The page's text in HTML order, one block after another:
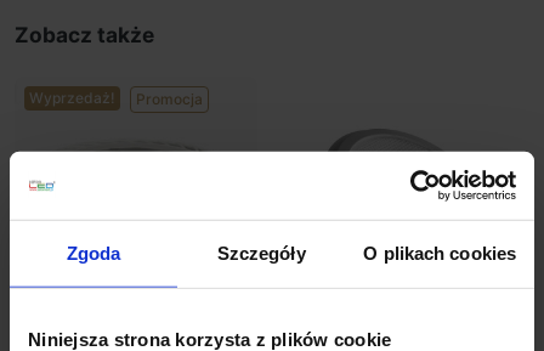
Zgoda Szczegóły O plikach cookies
Niniejsza strona korzysta z plików cookie
Zobacz także
Wyprzedaż! Promocja
LEDECCO DOMO LED Osram PARATHOM PRO